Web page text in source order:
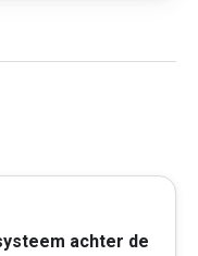
achter de